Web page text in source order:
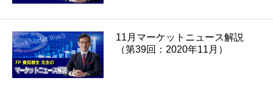
11月マーケットニュース解説
（第39回：2020年11月）